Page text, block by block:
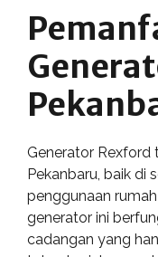
Generator Rexford
Pekanbaru, baik di
penggunaan
generator ini
cadangan yang